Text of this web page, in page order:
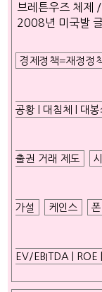
브레튼우즈 체제
2008년 미국발
경제정책=재정정
공황 | 대침체 | 대봉
출권 거래 제도
가설 케인스
EV/EBITDA | ROE